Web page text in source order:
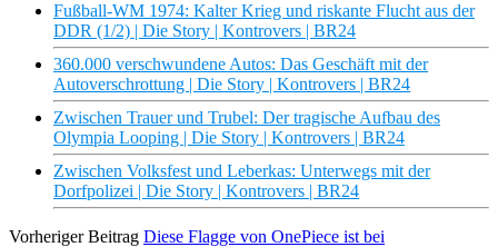
Fußball-WM 1974: Kalter Krieg und riskante Flucht aus der
DDR (1/2) | Die Story | Kontrovers | BR24
360.000 verschwundene Autos: Das Geschäft mit der
Autoverschrottung | Die Story | Kontrovers | BR24
Zwischen Trauer und Trubel: Der tragische Aufbau des
Olympia Looping | Die Story | Kontrovers | BR24
Zwischen Volksfest und Leberkas: Unterwegs mit der
Dorfpolizei | Die Story | Kontrovers | BR24
Vorheriger Beitrag Diese Flagge von OnePiece ist bei